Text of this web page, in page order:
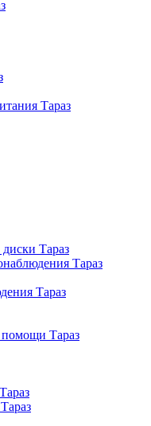
Тараз
Тараз
Тараз
Тараз
помощи Тараз